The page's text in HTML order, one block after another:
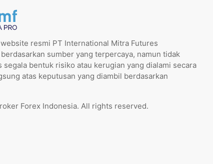
website resmi PT International Mitra Futures
sumber yang terpercaya, namun tidak
segala bentuk risiko atau kerugian yang dialami secara
atas keputusan yang diambil berdasarkan
Forex Indonesia. All rights reserved.